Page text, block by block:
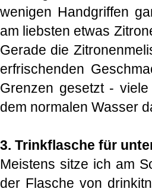
wenigen Handgriffen
am liebsten etwas
Gerade die
erfrischenden
Grenzen gesetzt -
dem normalen Wasser
3. Trinkflasche für
Meistens sitze ich am
der Flasche von